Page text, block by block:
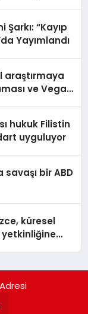
Şarkı: “Kayıp
Yayımlandı
araştırmaya
ve Vegan
hukuk Filistin
uyguluyor
bir ABD
küresel